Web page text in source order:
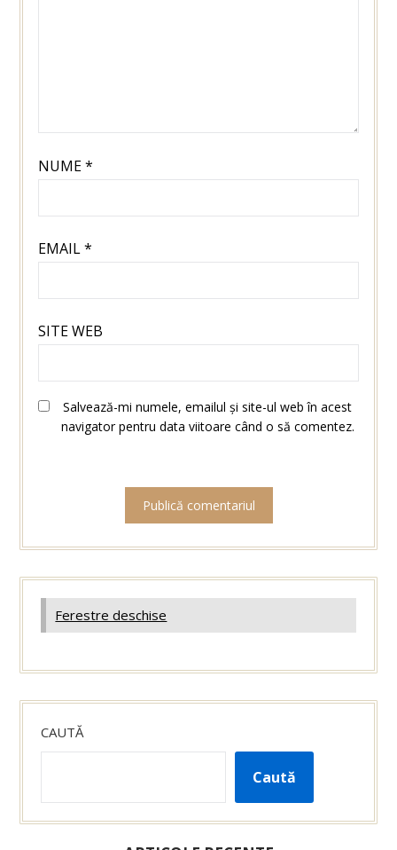
NUME*
EMAIL*
SITE WEB
Salvează-mi numele, emailul și site-ul web în acest
navigator pentru data viitoare când o să comentez.
Ferestre deschise
CAUTĂ
Caută